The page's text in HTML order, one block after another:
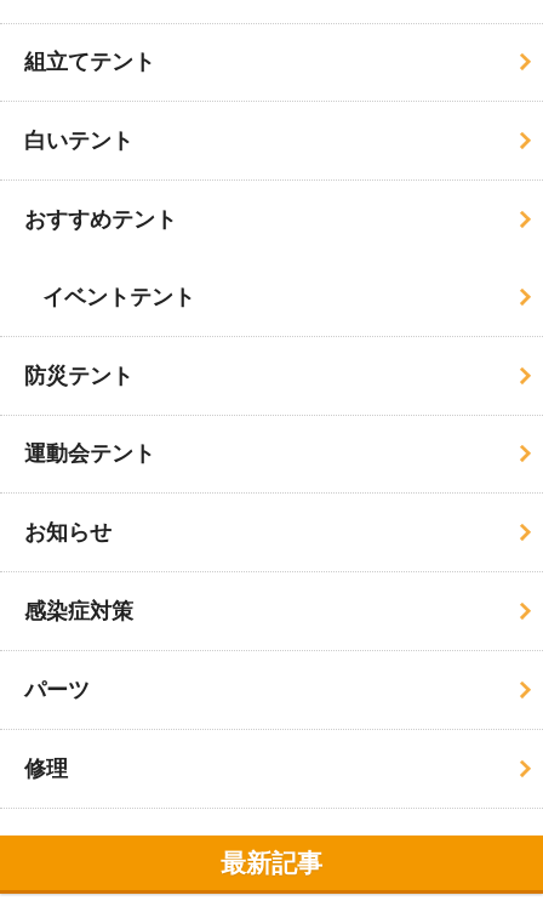
組立てテント
白いテント
おすすめテント
イベントテント
防災テント
運動会テント
お知らせ
感染症対策
パーツ
修理
最新記事